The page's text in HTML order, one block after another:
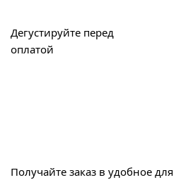
Дегустируйте перед
оплатой
Получайте заказ в удобное для